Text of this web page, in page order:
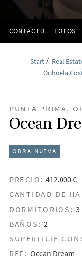
CONTACTO FOTOS
Start Real
Orihuela
PUNTA PRIMA,
Ocean
OBRA NUEVA
PRECIO: 412.000 €
CANTIDAD DE
DORMITORIOS: 3
BAÑOS: 2
SUPERFICIE
REF: Ocean Dream